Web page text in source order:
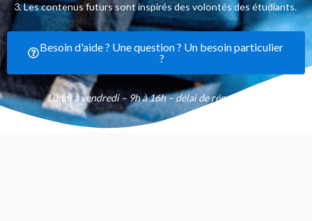
3. Les contenus futurs sont inspirés des volontés des étudiants.
Besoin d'aide ? Une question ? Un besoin particulier
?
Lundi à vendredi – 9h à 16h – délai de réponse 48h